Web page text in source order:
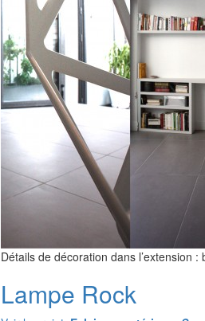
Détails de décoration dans l’extension
Lampe Rock